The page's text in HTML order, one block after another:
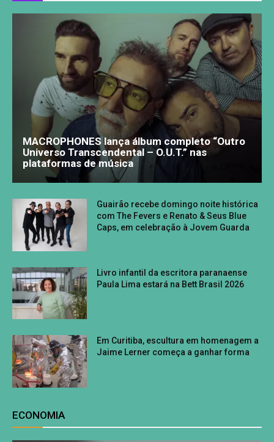
MACROPHONES lança álbum completo “Outro
Universo Transcendental – O.U.T.” nas
plataformas de música
Guairão recebe domingo noite histórica
com The Fevers e Renato & Seus Blue
Caps, em celebração à Jovem Guarda
Livro infantil da escritora paranaense
Paula Lima estará na Bett Brasil 2026
Em Curitiba, escultura em homenagem a
Jaime Lerner começa a ganhar forma
ECONOMIA